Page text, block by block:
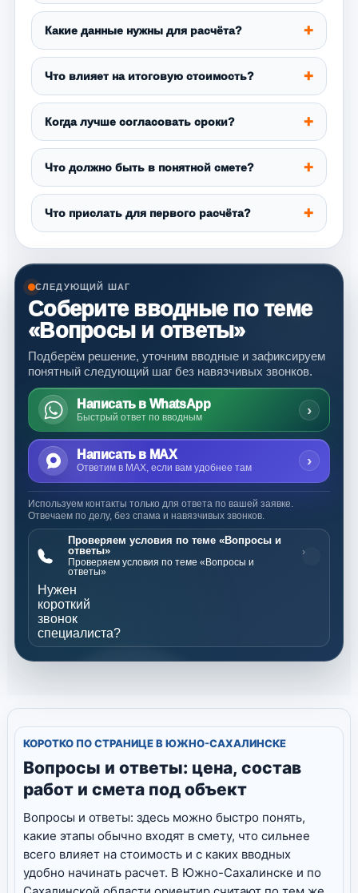
Какие данные нужны для расчёта?
Что влияет на итоговую стоимость?
Когда лучше согласовать сроки?
Что должно быть в понятной смете?
Что прислать для первого расчёта?
СЛЕДУЮЩИЙ ШАГ
Соберите вводные по теме
«Вопросы и ответы»
Подберём решение, уточним вводные и зафиксируем
понятный следующий шаг без навязчивых звонков.
Написать в WhatsApp
Быстрый ответ по вводным ›
Написать в MAX
Ответим в MAX, если вам удобнее там ›
Используем контакты только для ответа по вашей заявке.
Отвечаем по делу, без спама и навязчивых звонков.
Проверяем условия по теме «Вопросы и
ответы»
Проверяем условия по теме «Вопросы и
ответы»
›
Нужен
короткий
звонок
специалиста?
КОРОТКО ПО СТРАНИЦЕ В ЮЖНО-САХАЛИНСКЕ
Вопросы и ответы: цена, состав
работ и смета под объект
Вопросы и ответы: здесь можно быстро понять,
какие этапы обычно входят в смету, что сильнее
всего влияет на стоимость и с каких вводных
удобно начинать расчет. В Южно-Сахалинске и по